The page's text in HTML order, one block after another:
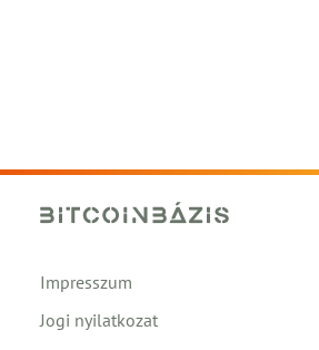
Impresszum
Jogi nyilatkozat